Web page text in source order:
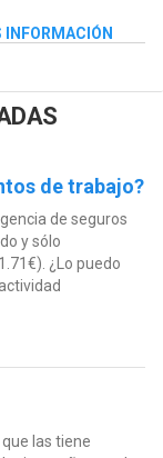
INFORMACIÓN
de trabajo?
de seguros
y sólo
¿Lo puedo
las tiene